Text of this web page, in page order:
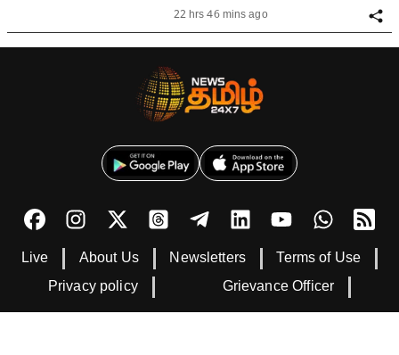
22 hrs 46 mins ago
Live About Us Newsletters
Terms of Use
Privacy policy
Grievance Officer